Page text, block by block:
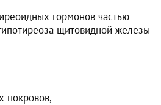
гормонов частью
щитовидной железы
покровов,